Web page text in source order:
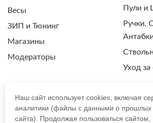
Весы
ЗИП и Тюнинг
Магазины
Модераторы
Пули и
Ручки,
Антабки
Уход
ПОЛИТИКА
Наш сайт использует cookies, включая
аналитики (файлы с данными о
сайта). Продолжая пользоваться сайтом,